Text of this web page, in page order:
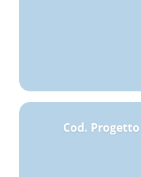
Cod. Progetto